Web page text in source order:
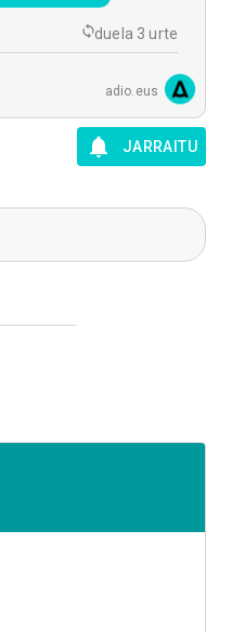
duela 3 urte
adio.eus
JARRAITU